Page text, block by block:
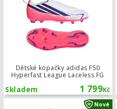
Dětské kopačky adidas F50
Hyperfast League Laceless FG
1 799Kč
Skladem
Nové